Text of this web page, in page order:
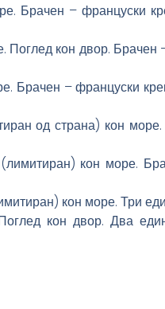
Брачен – француски
Поглед кон двор.
Брачен – француски
од страна) кон
кон море.
кон море. Три
кон двор. Два